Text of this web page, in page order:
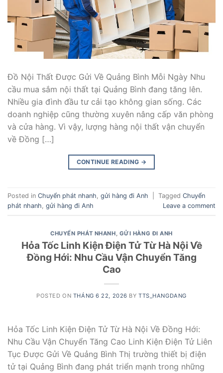
Đồ Nội Thất Được Gửi Về Quảng Bình Mỗi Ngày Nhu
cầu mua sắm nội thất tại Quảng Bình đang tăng lên.
Nhiều gia đình đầu tư cải tạo không gian sống. Các
doanh nghiệp cũng thường xuyên nâng cấp văn phòng
và cửa hàng. Vì vậy, lượng hàng nội thất vận chuyển
về Đồng […]
CONTINUE READING →
Posted in Chuyển phát nhanh, gửi hàng đi Anh Tagged Chuyển
phát nhanh, gửi hàng đi Anh Leave a comment
CHUYỂN PHÁT NHANH, GỬI HÀNG ĐI ANH
Hỏa Tốc Linh Kiện Điện Tử Từ Hà Nội Về
Đồng Hới: Nhu Cầu Vận Chuyển Tăng
Cao
POSTED ON THÁNG 6 22, 2026 BYTTS_HANGDANG
Hỏa Tốc Linh Kiện Điện Tử Từ Hà Nội Về Đồng Hới:
Nhu Cầu Vận Chuyển Tăng Cao Linh Kiện Điện Tử Liên
Tục Được Gửi Về Quảng Bình Thị trường thiết bị điện
tử tại Quảng Bình đang phát triển mạnh trong những